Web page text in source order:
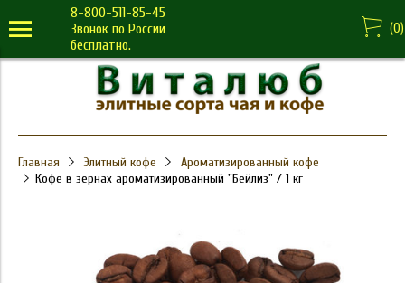
8-800-511-85-45
Звонок по России
бесплатно.
(0)
Главная Элитный кофе
Ароматизированный кофе
Кофе в зернах ароматизированный "Бейлиз" / 1 кг